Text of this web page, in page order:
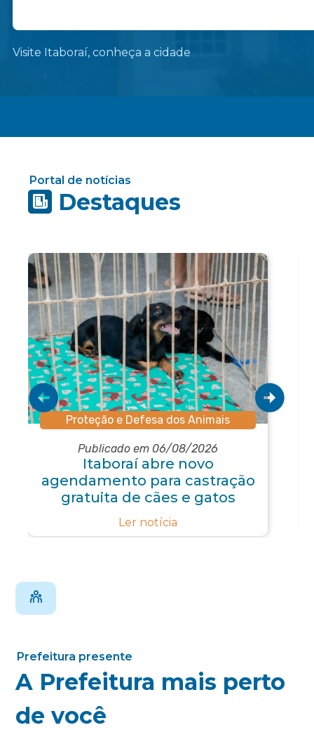
Visite Itaboraí, conheça a cidade
Portal de notícias
Destaques
Proteção e Defesa dos Animais
Publicado em 06/08/2026
Itaboraí abre novo
agendamento para castração
gratuita de cães e gatos
Ler notícia
Prefeitura presente
A Prefeitura mais perto
de você